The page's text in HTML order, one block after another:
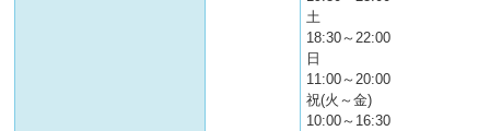
土
18:30～22:00
日
11:00～20:00
祝(火～金)
10:00～16:30